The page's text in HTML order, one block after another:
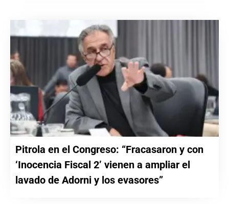
Pitrola en el Congreso: “Fracasaron y con
‘Inocencia Fiscal 2’ vienen a ampliar el
lavado de Adorni y los evasores”